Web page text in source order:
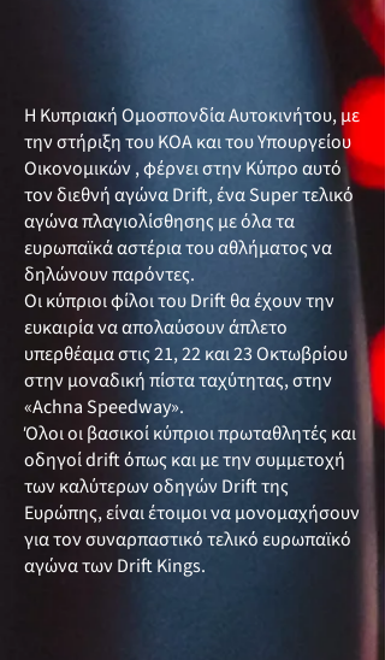
Η Κυπριακή Ομοσπονδία Αυτοκινήτου, με
την στήριξη του ΚΟΑ και του Υπουργείου
Οικονομικών , φέρνει στην Κύπρο αυτό
τον διεθνή αγώνα Drift, ένα Super τελικό
αγώνα πλαγιολίσθησης με όλα τα
ευρωπαϊκά αστέρια του αθλήματος να
δηλώνουν παρόντες.
Οι κύπριοι φίλοι του Drift θα έχουν την
ευκαιρία να απολαύσουν άπλετο
υπερθέαμα στις 21, 22 και 23 Οκτωβρίου
στην μοναδική πίστα ταχύτητας, στην
«Achna Speedway».
Όλοι οι βασικοί κύπριοι πρωταθλητές και
οδηγοί drift όπως και με την συμμετοχή
των καλύτερων οδηγών Drift της
Ευρώπης, είναι έτοιμοι να μονομαχήσουν
για τον συναρπαστικό τελικό ευρωπαϊκό
αγώνα των Drift Kings.